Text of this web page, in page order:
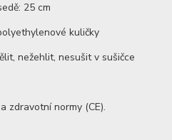
25 cm
kuličky
nežehlit, nesušit v sušičce
zdravotní normy (CE).